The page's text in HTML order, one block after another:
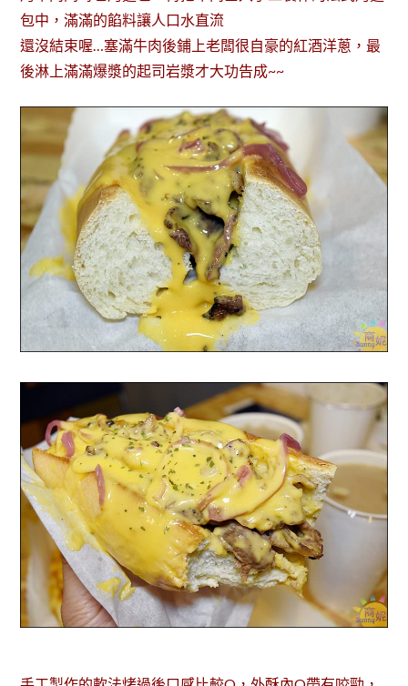
包中，滿滿的餡料讓人口水直流
還沒結束喔…塞滿牛肉後鋪上老闆很自豪的紅酒洋蔥，最
後淋上滿滿爆漿的起司岩漿才大功告成~~